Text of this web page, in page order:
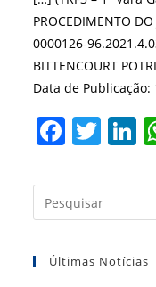
PROCEDIMENTO DO
0000126-
BITTENCOURT
Data de Publicação:
F
c
e
o
T
itt
er
k
e
n
Últimas Notícias